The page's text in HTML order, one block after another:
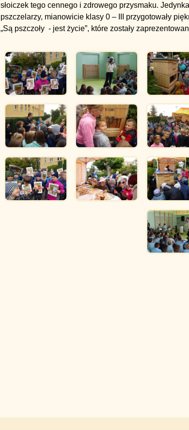
słoiczek tego cennego i zdrowego przysmaku.
pszczelarzy, mianowicie klasy 0 – III przygotowały
„Są pszczoły - jest życie”, które zostały